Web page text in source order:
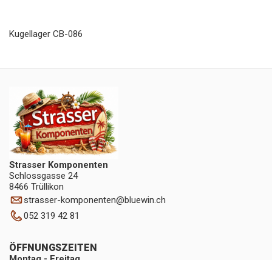
Kugellager CB-086
Strasser Komponenten
Schlossgasse 24
8466 Trüllikon
strasser-komponenten@bluewin.ch
052 319 42 81
ÖFFNUNGSZEITEN